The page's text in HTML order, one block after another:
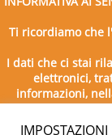
Ti ricordiamo che
I dati che ci stai
elettronici,
informazioni,
IMPOSTAZIONI